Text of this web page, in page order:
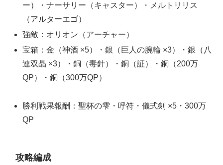
ー）・ナーサリー（キャスター）・メルトリリス
（アルターエゴ）
強敵：オリオン（アーチャー）
宝箱：金（神酒 ×5）・銀（巨人の腕輪 ×3）・銀（八
連双晶 ×3）・銅（毒針）・銅（証）・銅（200万
QP）・銅（300万QP）
勝利戦果報酬：聖杯の雫・呼符・儀式剣 ×5・300万
QP
攻略編成